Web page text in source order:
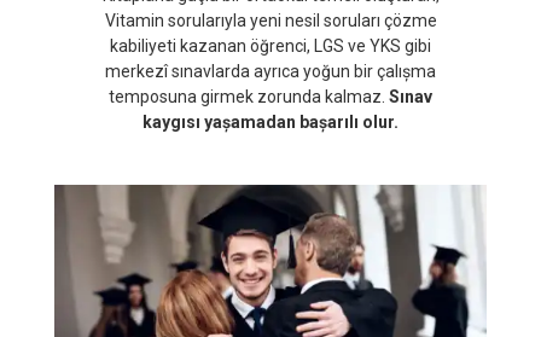
Vitamin sorularıyla yeni nesil soruları çözme
kabiliyeti kazanan öğrenci, LGS ve YKS gibi
merkezî sınavlarda ayrıca yoğun bir çalıșma
temposuna girmek zorunda kalmaz.Sınav
kaygısı yașamadan bașarılı olur.